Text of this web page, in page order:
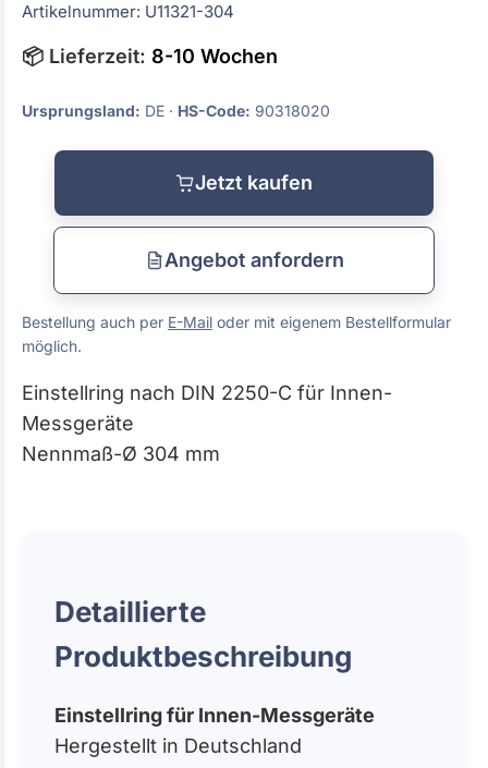
Artikelnummer: U11321-304
📦 Lieferzeit: 8-10 Wochen
Ursprungsland: DE · HS-Code: 90318020
Jetzt kaufen
Angebot anfordern
Bestellung auch per E-Mail oder mit eigenem Bestellformular
möglich.
Einstellring nach DIN 2250-C für Innen-
Messgeräte
Nennmaß-Ø 304 mm
Detaillierte
Produktbeschreibung
Einstellring für Innen-Messgeräte
Hergestellt in Deutschland